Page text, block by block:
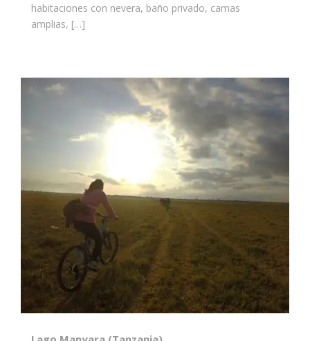
habitaciones con nevera, baño privado, camas
amplias, […]